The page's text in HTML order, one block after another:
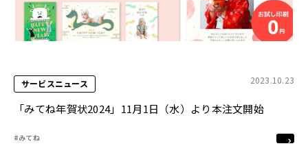
サービスニュース 2023.10.23
「みてね年賀状2024」11月1日（水）より本注文開始
#みてね